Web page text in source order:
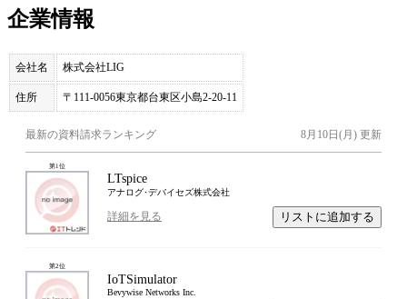
企業情報
会社名 株式会社LIG
住所 〒111-0056東京都台東区小島2-20-11
最新の資料請求ランキング 8月10日(月) 更新
第1位
LTspice
アナログ･デバイセズ株式会社
詳細を見る リストに追加する
第2位
IoTSimulator
Bevywise Networks Inc.